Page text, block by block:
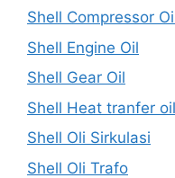
Shell Compressor
Shell Engine Oil
Shell Gear Oil
Shell Heat tranfer oil
Shell Oli Sirkulasi
Shell Oli Trafo